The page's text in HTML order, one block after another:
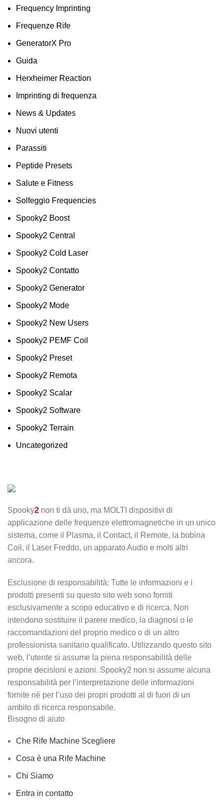
Frequency Imprinting
Frequenze Rife
GeneratorX Pro
Guida
Herxheimer Reaction
Imprinting di frequenza
News & Updates
Nuovi utenti
Parassiti
Peptide Presets
Salute e Fitness
Solfeggio Frequencies
Spooky2 Boost
Spooky2 Central
Spooky2 Cold Laser
Spooky2 Contatto
Spooky2 Generator
Spooky2 Mode
Spooky2 New Users
Spooky2 PEMF Coil
Spooky2 Preset
Spooky2 Remota
Spooky2 Scalar
Spooky2 Software
Spooky2 Terrain
Uncategorized
Spooky2 non ti dà uno, ma MOLTI dispositivi di
applicazione delle frequenze elettromagnetiche in un unico
sistema, come il Plasma, il Contact, il Remote, la bobina
Coil, il Laser Freddo, un apparato Audio e molti altri
ancora.
Esclusione di responsabilità: Tutte le informazioni e i
prodotti presenti su questo sito web sono forniti
esclusivamente a scopo educativo e di ricerca. Non
intendono sostituire il parere medico, la diagnosi o le
raccomandazioni del proprio medico o di un altro
professionista sanitario qualificato. Utilizzando questo sito
web, l’utente si assume la piena responsabilità delle
proprie decisioni e azioni. Spooky2 non si assume alcuna
responsabilità per l’interpretazione delle informazioni
fornite né per l’uso dei propri prodotti al di fuori di un
ambito di ricerca responsabile.
Bisogno di aiuto
Che Rife Machine Scegliere
Cosa è una Rife Machine
Chi Siamo
Entra in contatto